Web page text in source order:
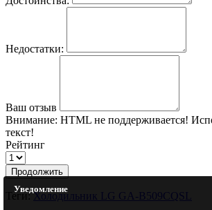
Недостатки:
Ваш отзыв
Внимание: HTML не поддерживается!
текст!
Рейтинг
Продолжить
Теги:Холодильник LG GA-B509CQSL
Уведомление